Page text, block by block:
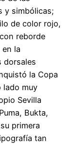
y simbólicas;
de color rojo,
reborde
la
dorsales
la Copa
lado muy
Sevilla
Bukta,
primera
tan